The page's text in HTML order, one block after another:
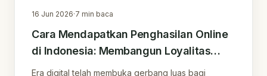
16 Jun 2026·7 min baca
Cara Mendapatkan Penghasilan Online
di Indonesia: Membangun Loyalitas
Pelanggan di Era Digital
Era digital telah membuka gerbang luas bagi